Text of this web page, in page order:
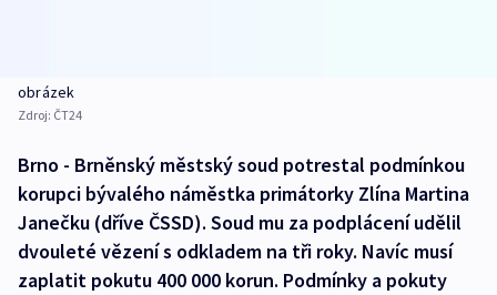
obrázek
Zdroj: ČT24
Brno - Brněnský městský soud potrestal podmínkou
korupci bývalého náměstka primátorky Zlína Martina
Janečku (dříve ČSSD). Soud mu za podplácení udělil
dvouleté vězení s odkladem na tři roky. Navíc musí
zaplatit pokutu 400 000 korun. Podmínky a pokuty